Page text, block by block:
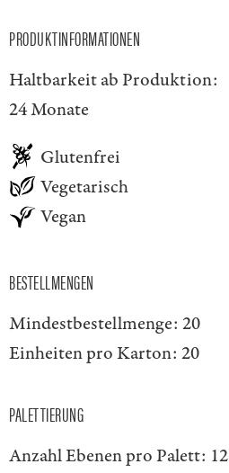
PRODUKTINFORMATIONEN
Haltbarkeit ab Produktion:
24 Monate
Glutenfrei
Vegetarisch
Vegan
BESTELLMENGEN
Mindestbestellmenge: 20
Einheiten pro Karton: 20
PALETTIERUNG
Anzahl Ebenen pro Palett: 12